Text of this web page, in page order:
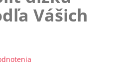
Vášich